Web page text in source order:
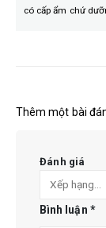
có cấp ẩm chứ
Thêm một bài
Đánh giá
Bình luận *